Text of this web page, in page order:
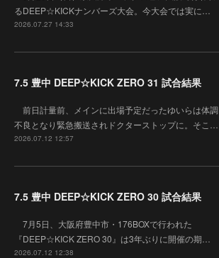
るDEEP☆KICKナンバーズ大会。今大会では実に…
2026.07.27 14:33
7.5 豊中 DEEP☆KICK ZERO 31 試合結果
前日計量前、メインに出場予定だったゆいらは体調
不良となり緊急搬送されドクターストップに。そこ…
2026.07.12 12:57
7.5 豊中 DEEP☆KICK ZERO 30 試合結果
7月5日、大阪府豊中市・176BOXで行われた
『DEEP☆KICK ZERO 30』は3年ぶりに開催の期…
2026.07.12 12:38